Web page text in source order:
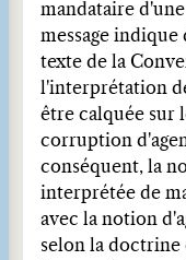
mandataire
message
texte de la
l'interprétation
être calquée sur
corruption
conséquent, la
interprétée de
avec la notion
selon la doctrine